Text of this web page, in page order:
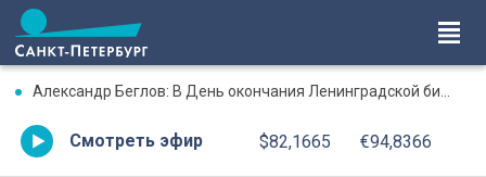
Александр Беглов: В День окончания Ленинградской битвы три городских моста соединит Лента Ленинградской Победы, будут зажжены факелы Ростральных колонн
Смотреть эфир $82,1665 €94,8366